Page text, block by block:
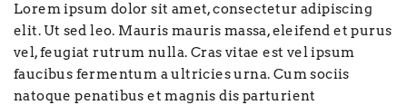
Lorem ipsum dolor sit amet, consectetur adipiscing
elit. Ut sed leo. Mauris mauris massa, eleifend et purus
vel, feugiat rutrum nulla. Cras vitae est vel ipsum
faucibus fermentum a ultricies urna. Cum sociis
natoque penatibus et magnis dis parturient